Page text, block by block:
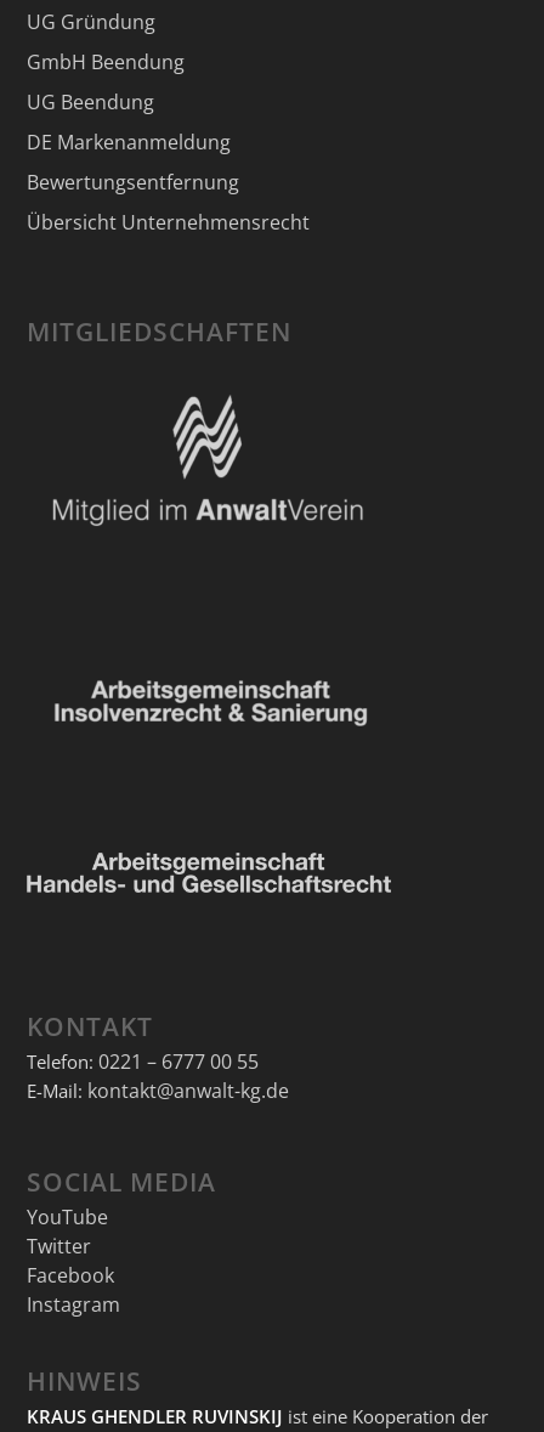
UG Gründung
GmbH Beendung
UG Beendung
DE Markenanmeldung
Bewertungsentfernung
Übersicht Unternehmensrecht
MITGLIEDSCHAFTEN
KONTAKT
Telefon: 0221 – 6777 00 55
E-Mail: kontakt@anwalt-kg.de
SOCIAL MEDIA
YouTube
Twitter
Facebook
Instagram
HINWEIS
KRAUS GHENDLER RUVINSKIJ ist eine Kooperation der